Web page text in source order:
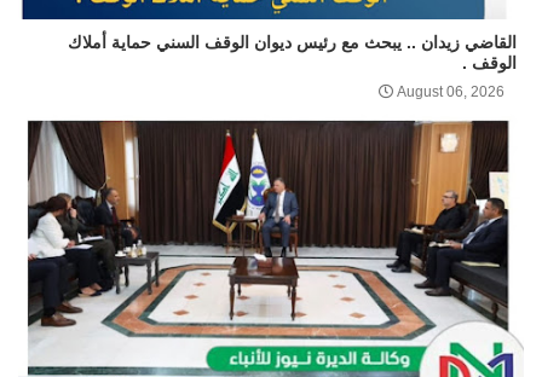
القاضي زيدان .. يبحث مع رئيس ديوان الوقف السني حماية أملاك
الوقف .
August 06, 2026